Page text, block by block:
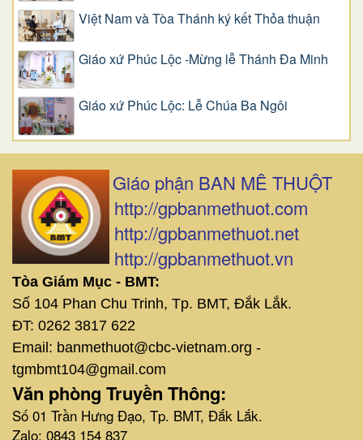
Việt Nam và Tòa Thánh ký kết Thỏa thuận
Giáo xứ Phúc Lộc -Mừng lễ Thánh Đa Minh
Giáo xứ Phúc Lộc: Lễ Chúa Ba Ngôi
Giáo phận BAN MÊ THUỘT
http://gpbanmethuot.com
http://gpbanmethuot.net
http://gpbanmethuot.vn
Tòa Giám Mục - BMT:
Số 104 Phan Chu Trinh, Tp. BMT, Đắk Lắk.
ĐT: 0262 3817 622
Email: banmethuot@cbc-vietnam.org -
tgmbmt104@gmail.com
Văn phòng Truyền Thông:
Số 01 Trần Hưng Đạo, Tp. BMT, Đắk Lắk.
Zalo: 0843 154 837